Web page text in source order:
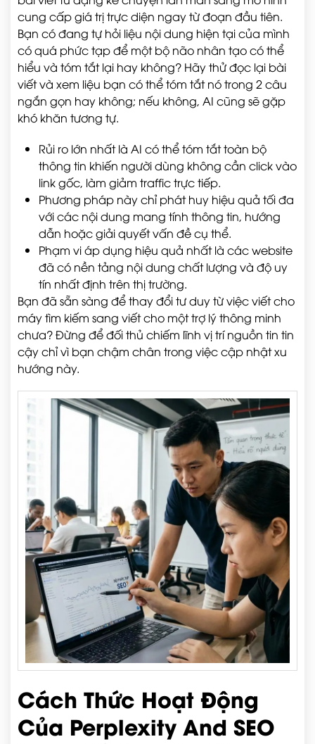
cung cấp giá trị trực diện ngay từ đoạn đầu tiên.
Bạn có đang tự hỏi liệu nội dung hiện tại của mình
có quá phức tạp để một bộ não nhân tạo có thể
hiểu và tóm tắt lại hay không? Hãy thử đọc lại bài
viết và xem liệu bạn có thể tóm tắt nó trong 2 câu
ngắn gọn hay không; nếu không, AI cũng sẽ gặp
khó khăn tương tự.
Rủi ro lớn nhất là AI có thể tóm tắt toàn bộ
thông tin khiến người dùng không cần click vào
link gốc, làm giảm traffic trực tiếp.
Phương pháp này chỉ phát huy hiệu quả tối đa
với các nội dung mang tính thông tin, hướng
dẫn hoặc giải quyết vấn đề cụ thể.
Phạm vi áp dụng hiệu quả nhất là các website
đã có nền tảng nội dung chất lượng và độ uy
tín nhất định trên thị trường.
Bạn đã sẵn sàng để thay đổi tư duy từ việc viết cho
máy tìm kiếm sang viết cho một trợ lý thông minh
chưa? Đừng để đối thủ chiếm lĩnh vị trí nguồn tin tin
cậy chỉ vì bạn chậm chân trong việc cập nhật xu
hướng này.
Cách Thức Hoạt Động
Của Perplexity And SEO